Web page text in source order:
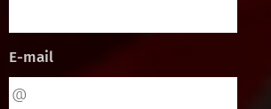
E-mail